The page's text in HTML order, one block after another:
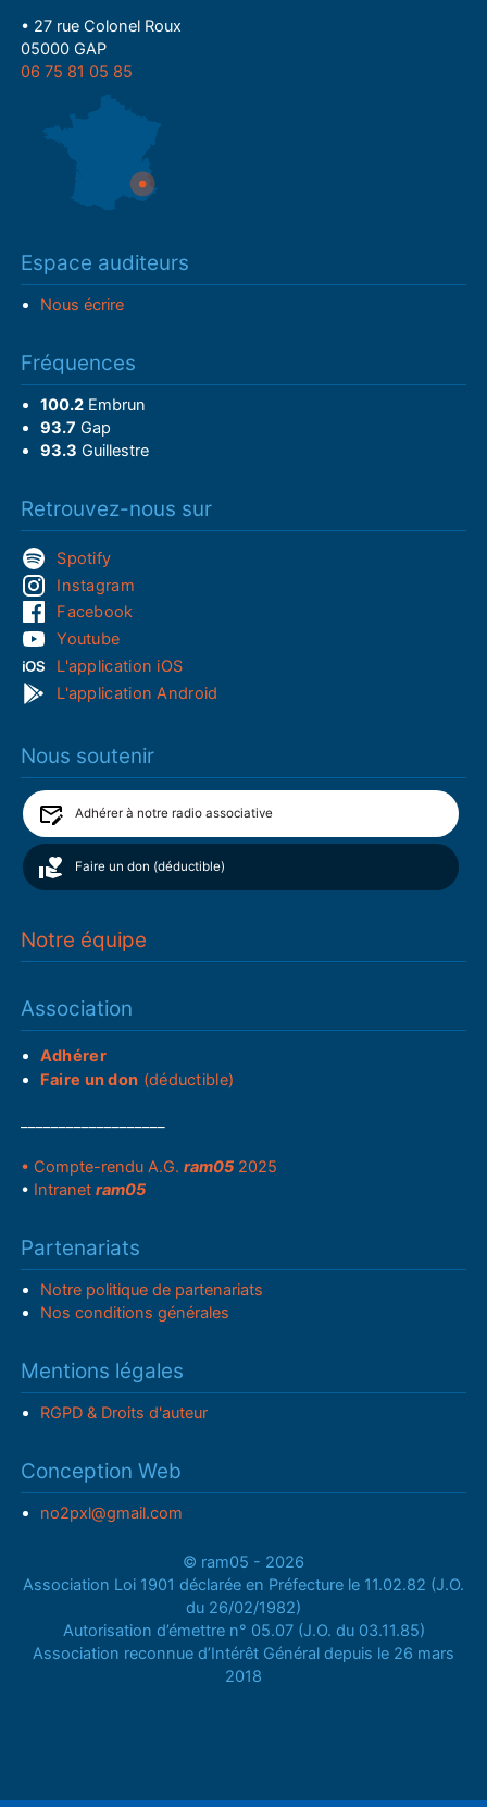
• 27 rue Colonel Roux
05000 GAP
06 75 81 05 85
Espace auditeurs
Nous écrire
Fréquences
100.2Embrun
93.7 Gap
93.3 Guillestre
Retrouvez-nous sur
Spotify
Instagram
Facebook
Youtube
L'application iOS
L'application Android
Nous soutenir
Adhérer à notre radio associative
Faire un don (déductible)
Notre équipe
Association
Adhérer
Faire un don (déductible)
• Compte-rendu A.G.ram05 2025
• Intranetram05
Partenariats
Notre politique de partenariats
Nos conditions générales
Mentions légales
RGPD & Droits d'auteur
Conception Web
no2pxl@gmail.com
© ram05 - 2026
Association Loi 1901 déclarée en Préfecture le 11.02.82 (J.O.
du 26/02/1982)
Autorisation d’émettre n° 05.07 (J.O. du 03.11.85)
Association reconnue d’Intérêt Général depuis le 26 mars
2018